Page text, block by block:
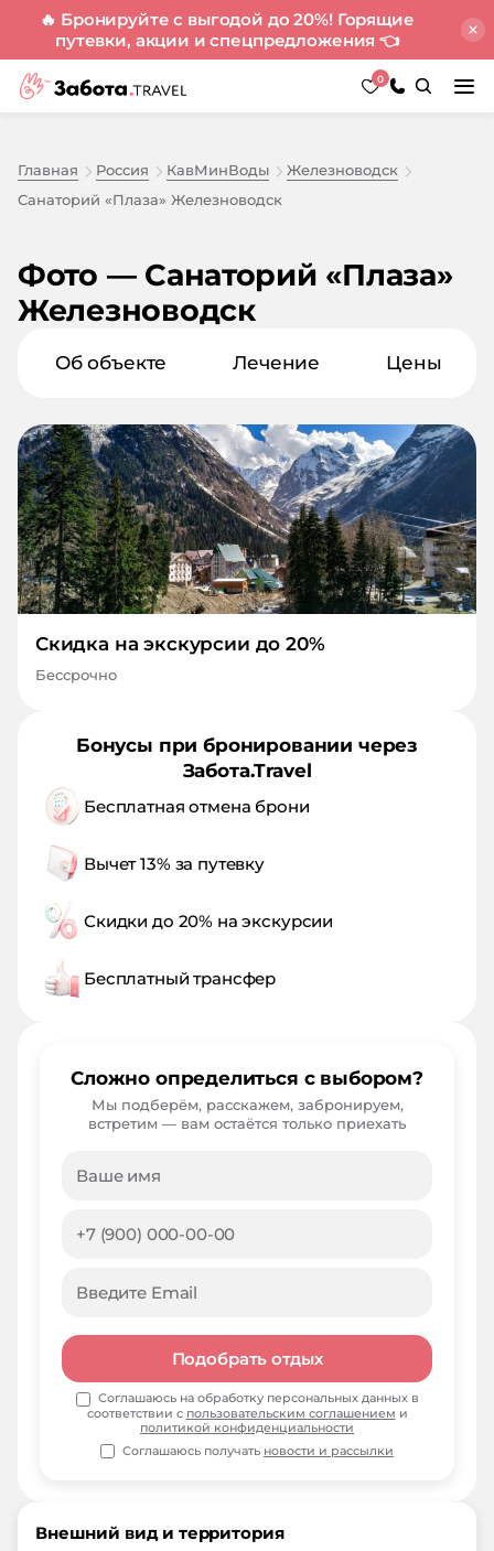
🔥 Бронируйте с выгодой до 20%! Горящие
путевки, акции и спецпредложения 👈
0
Главная Россия КавМинВоды
Железноводск
Санаторий «Плаза» Железноводск
Фото — Санаторий «Плаза»
Железноводск
Об объекте Лечение Цены
Внешний вид и территория
Скидка на экскурсии до 20%
Бессрочно
Бонусы при бронировании через
Забота.Travel
Бесплатная отмена брони
Вычет 13% за путевку
Скидки до 20% на экскурсии
Бесплатный трансфер
Сложно определиться с выбором?
Мы подберём, расскажем, забронируем,
встретим — вам остаётся только приехать
Подобрать отдых
Соглашаюсь на обработку персональных данных в
соответствии с пользовательским соглашением и
политикой конфиденциальности
Соглашаюсь получать новости и рассылки